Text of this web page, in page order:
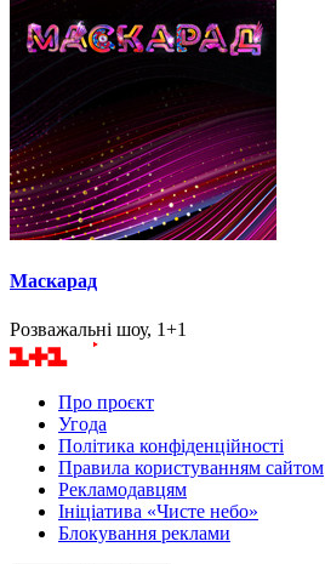
Маскарад
Розважальні шоу, 1+1
Про проєкт
Угода
Політика конфіденційності
Правила користуванням сайтом
Рекламодавцям
Ініціатива «Чисте небо»
Блокування реклами